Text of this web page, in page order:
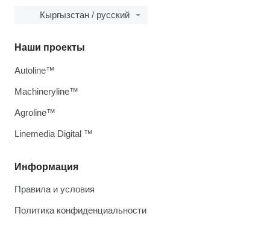
Кыргызстан / русский
Информация
Правила и условия
Политика конфиденциальности
Наши проекты
Autoline™
Machineryline™
Agroline™
Linemedia Digital ™